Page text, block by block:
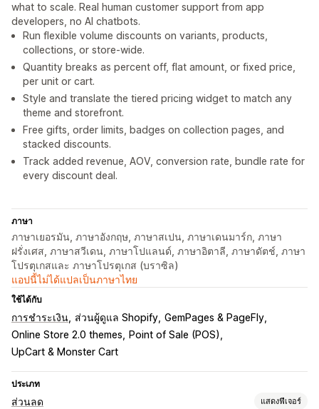
what to scale. Real human customer support from app
developers, no AI chatbots.
Run flexible volume discounts on variants, products,
collections, or store-wide.
Quantity breaks as percent off, flat amount, or fixed price,
per unit or cart.
Style and translate the tiered pricing widget to match any
theme and storefront.
Free gifts, order limits, badges on collection pages, and
stacked discounts.
Track added revenue, AOV, conversion rate, bundle rate for
every discount deal.
ภาษา
ภาษาเยอรมัน, ภาษาอังกฤษ, ภาษาสเปน, ภาษาเดนมาร์ก, ภาษา
ฝรั่งเศส, ภาษาสวีเดน, ภาษาโปแลนด์, ภาษาอิตาลี, ภาษาดัตช์, ภาษา
โปรตุเกสและ ภาษาโปรตุเกส (บราซิล)
แอปนี้ไม่ได้แปลเป็นภาษาไทย
ใช้ได้กับ
การชำระเงิน ส่วนผู้ดูแล Shopify GemPages & PageFly
Online Store 2.0 themes
Point of Sale (POS)
UpCart & Monster Cart
ประเภท
ส่วนลด แสดงฟีเจอร์